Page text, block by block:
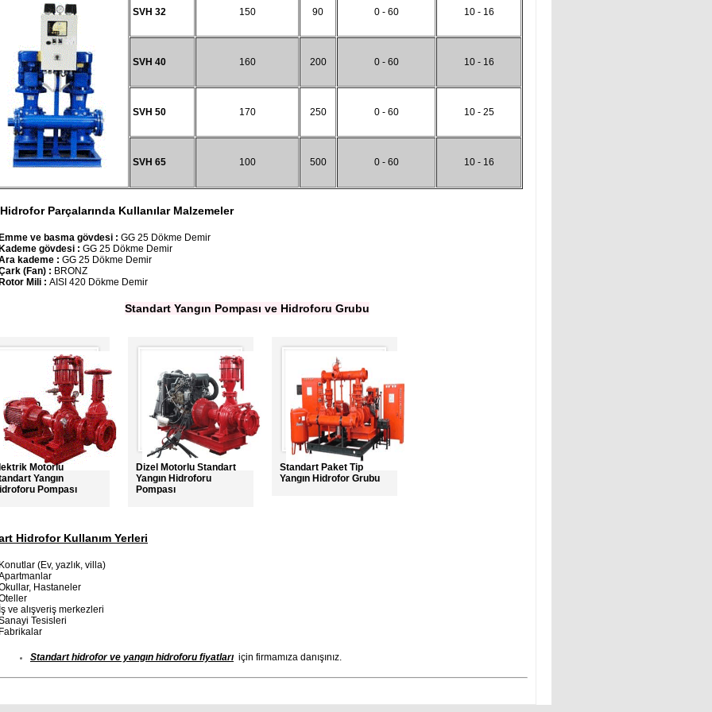
SVH 32 150 90 0 - 60 10 - 16
SVH 40 160 200 0 - 60 10 - 16
SVH 50 170 250 0 - 60 10 - 25
SVH 65 100 500 0 - 60 10 - 16
Parçalarında Kullanılar Malzemeler
Emme ve basma gövdesi : GG 25 Dökme Demir
Kademe gövdesi : GG 25 Dökme Demir
kademe : GG 25 Dökme Demir
(Fan) : BRONZ
Rotor Mili : AISI 420 Dökme Demir
Standart Yangın Pompası ve Hidroforu Grubu
Motorlu
Yangın
Pompası
Dizel Motorlu Standart
Yangın Hidroforu
Pompası
Standart Paket Tip
Yangın Hidrofor Grubu
Hidrofor Kullanım Yerleri
Konutlar (Ev, yazlık, villa)
Hastaneler
İş ve alışveriş merkezleri
Tesisleri
Fabrikalar
Standart hidrofor ve yangın hidroforu fiyatları için firmamıza danışınız.